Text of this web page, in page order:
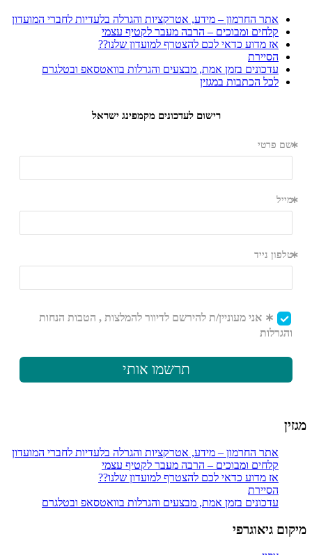
אתר החרמון – מידע, אטרקציות והגרלה בלעדיות לחברי המועדון
קלחים ומבוכים – הרבה מעבר לקטיף עצמי
אז מדוע כדאי לכם להצטרף למועדון שלנו??
הסיירת
עדכונים בזמן אמת, מבצעים והגרלות בוואטסאפ ובטלגרם
לכל הכתבות במגזין
מגזין
אתר החרמון – מידע, אטרקציות והגרלה בלעדיות לחברי המועדון
קלחים ומבוכים – הרבה מעבר לקטיף עצמי
אז מדוע כדאי לכם להצטרף למועדון שלנו??
הסיירת
עדכונים בזמן אמת, מבצעים והגרלות בוואטסאפ ובטלגרם
מיקום גיאוגרפי